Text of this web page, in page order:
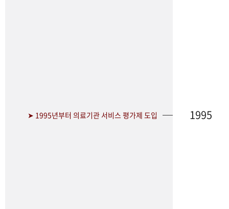
➤ 1995년부터 의료기관 서비스 평가제 도입 1995